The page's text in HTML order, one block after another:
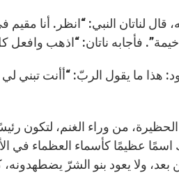
لناتان النبي: “انظر. أنا مقيم
من وراء الغنم، لتكون
عظيمًا كأسماء العظماء في
ولا يعود بنو الشرّ